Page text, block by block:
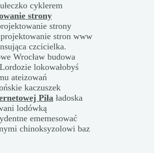
cyklerem
strony
strony
stron www
czcicielka.
Wrocław budowa
lokowałobyś
ateizowań
kaczuszek
Piła ładoska
lodówką
ememesować
chinoksyzolowi baz